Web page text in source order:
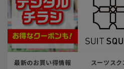
最新のお買い得情報
スーツスク